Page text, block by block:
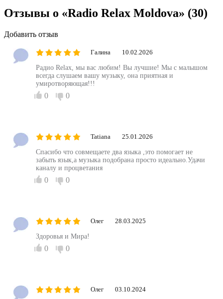
Отзывы о «Radio Relax Moldova» (30)
Добавить отзыв
Галина 10.02.2026
Радио Relax, мы вас любим! Вы лучшие! Мы с малышом
всегда слушаем вашу музыку, она приятная и
умиротворяющая!!!
0 0
Tatiana 25.01.2026
Спасибо что совмещаете два языка ,это помогает не
забыть язык,а музыка подобрана просто идеально.Удачи
каналу и процветания
0 0
Олег 28.03.2025
Здоровья и Мира!
0 0
Олег 03.10.2024